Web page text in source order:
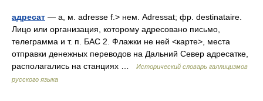
адресат — а, м. adresse f.> нем. Adressat; фр. destinataire.
Лицо или организация, которому адресовано письмо,
телеграмма и т. п. БАС 2. Флажки не ней <карте>, места
отправки денежных переводов на Дальний Север адресатке,
располагались на станциях …
Исторический словарь галлицизмов
русского языка